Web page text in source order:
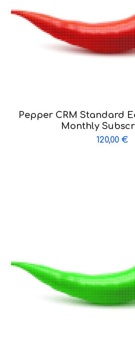
Pepper CRM Standard
Monthly
120,00 €